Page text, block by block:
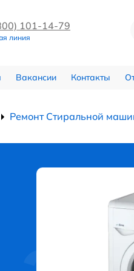
101-14-79
линия
Вакансии Контакты
Ремонт Стиральной